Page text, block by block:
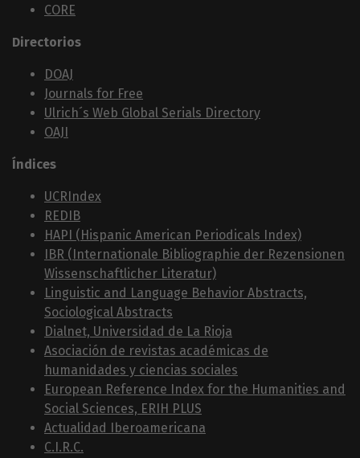
CORE
Directorios
DOAJ
Journals for Free
Ulrich´s Web Global Serials Directory
OAJI
Índices
UCRIndex
REDIB
HAPI (Hispanic American Periodicals Index)
IBR (Internationale Bibliographie der Rezensionen
Wissenschaftlicher Literatur)
Linguistic and Language Behavior Abstracts,
Sociological Abstracts
Dialnet, Universidad de La Rioja
Asociación de revistas académicas de
humanidades y ciencias sociales
European Reference Index for the Humanities and
Social Sciences, ERIH PLUS
Actualidad Iberoamericana
C.I.R.C.